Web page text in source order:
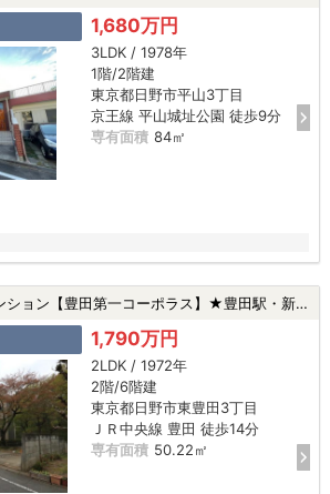
1,680万円
3LDK / 1978年
1階/2階建
東京都日野市平山3丁目
京王線 平山城址公園 徒歩9分
専有面積 84㎡
日野市東豊田 中古マンション【豊田第一コーポラス】★豊田駅・新規リフォーム・ペット飼育可・|日野市東豊田3丁目の中古マンション
1,790万円
2LDK / 1972年
2階/6階建
東京都日野市東豊田3丁目
ＪＲ中央線 豊田 徒歩14分
専有面積 50.22㎡